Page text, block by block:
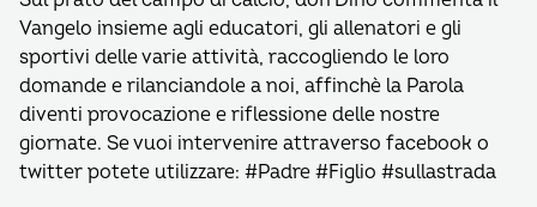
Vangelo insieme agli educatori, gli allenatori e gli
sportivi delle varie attività, raccogliendo le loro
domande e rilanciandole a noi, affinchè la Parola
diventi provocazione e riflessione delle nostre
giornate. Se vuoi intervenire attraverso facebook o
twitter potete utilizzare: #Padre #Figlio #sullastrada